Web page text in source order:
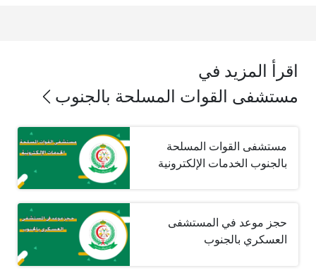
اقرأ المزيد في
مستشفى القوات المسلحة بالجنوب
مستشفى القوات المسلحة
بالجنوب الخدمات الإلكترونية
حجز موعد في المستشفى
العسكري بالجنوب